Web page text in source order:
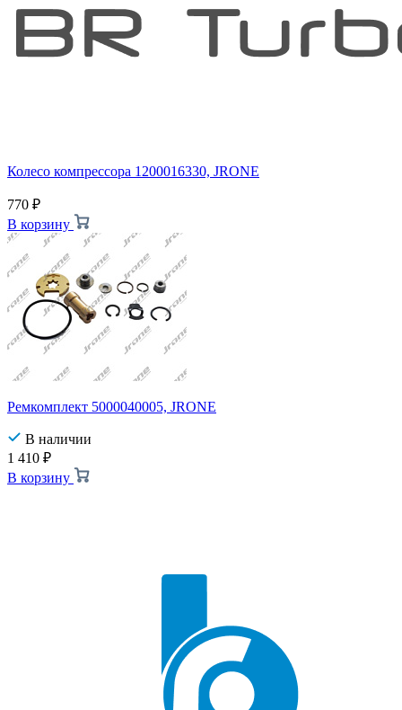
Колесо компрессора 1200016330, JRONE
770 ₽
В корзину
Ремкомплект 5000040005, JRONE
В наличии
1 410 ₽
В корзину